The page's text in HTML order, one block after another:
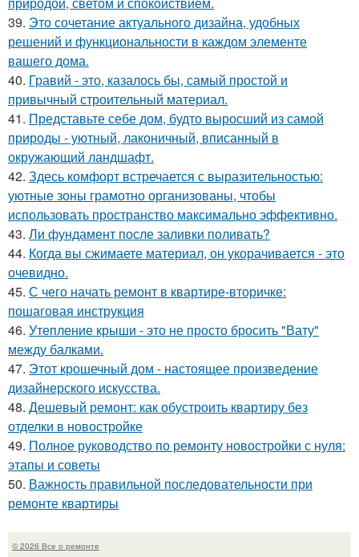
39. Это сочетание актуального дизайна, удобных
решений и функциональности в каждом элементе
вашего дома.
40. Гравий - это, казалось бы, самый простой и
привычный строительный материал.
41. Представьте себе дом, будто выросший из самой
природы - уютный, лаконичный, вписанный в
окружающий ландшафт.
42. Здесь комфорт встречается с выразительностью:
уютные зоны грамотно организованы, чтобы
использовать пространство максимально эффективно.
43. Ли фундамент после заливки поливать?
44. Когда вы сжимаете материал, он укорачивается - это
очевидно.
45. С чего начать ремонт в квартире-вторичке:
пошаговая инструкция
46. Утепление крыши - это не просто бросить "Вату"
между балками.
47. Этот крошечный дом - настоящее произведение
дизайнерского искусства.
48. Дешевый ремонт: как обустроить квартиру без
отделки в новостройке
49. Полное руководство по ремонту новостройки с нуля:
этапы и советы
50. Важность правильной последовательности при
ремонте квартиры
© 2026 Все о ремонте